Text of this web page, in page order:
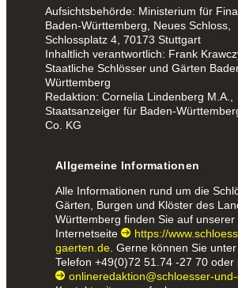
Aufsichtsbehörde: Ministerium für
Baden-Württemberg, Neues Schloss,
Schlossplatz 4, 70173 Stuttgart
Inhaltlich verantwortlich: Frank
Staatliche Schlösser und Gärten
Württemberg
Redaktion: Cornelia Lindenberg M.A.,
Staatsanzeiger für Baden-
Co. KG
Allgemeine Informationen
Alle Informationen rund um die
Gärten, Burgen und Klöster des
Württemberg finden Sie auf unserer
Internetseite
https://
gaerten.de . Gerne können Sie unter
Telefon +49(0)72 51.74 -27 70 oder
onlineredaktion@schloesser-